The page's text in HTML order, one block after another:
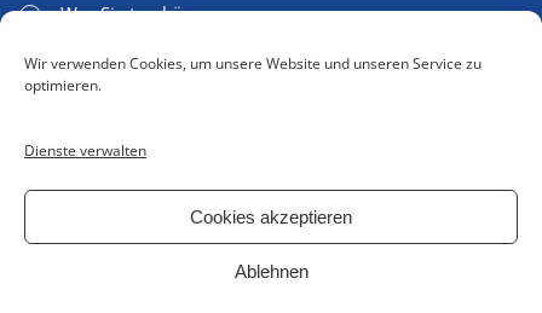
Wir verwenden Cookies, um unsere Website und unseren Service zu
optimieren.
Dienste verwalten
Cookies akzeptieren
Ablehnen
Was Sie tun können
Medien & Mehr